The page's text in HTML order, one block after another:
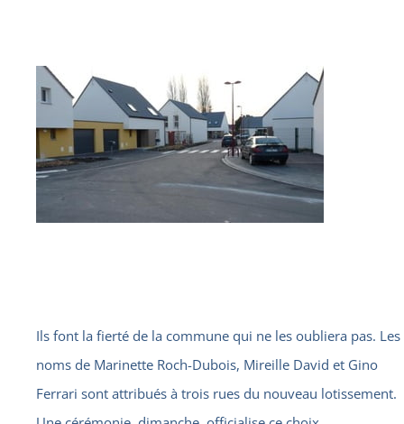
Ils font la fierté de la commune qui ne les oubliera pas. Les
noms de Marinette Roch-Dubois, Mireille David et Gino
Ferrari sont attribués à trois rues du nouveau lotissement.